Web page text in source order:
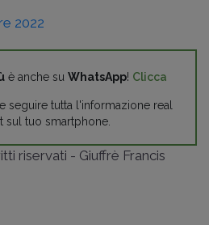
2022
è anche su WhatsApp! Clicca
seguire tutta l'informazione real
sul tuo smartphone.
riservati - Giuffrè Francis